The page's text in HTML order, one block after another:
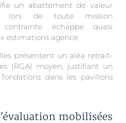
un abattement de valeur
lors de toute mission
contrainte échappe quasi
estimations agence.
présentent un aléa retrait-
(RGA) moyen, justifiant un
dans les pavillons
mobilisées